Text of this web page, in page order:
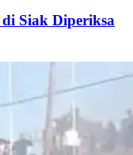
di Siak Diperiksa